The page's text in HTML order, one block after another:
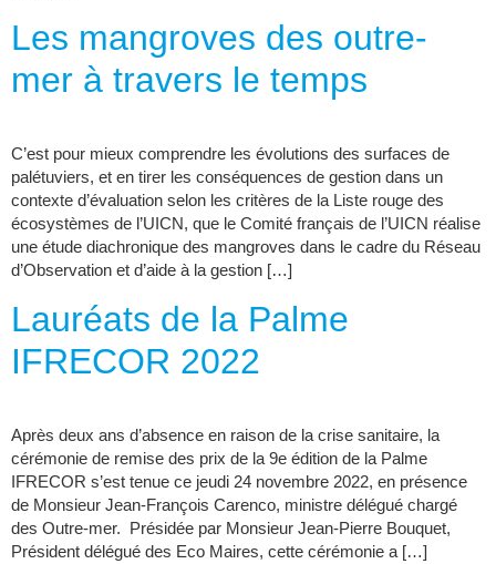
Les mangroves des outre-
mer à travers le temps
C’est pour mieux comprendre les évolutions des surfaces de
palétuviers, et en tirer les conséquences de gestion dans un
contexte d’évaluation selon les critères de la Liste rouge des
écosystèmes de l’UICN, que le Comité français de l’UICN réalise
une étude diachronique des mangroves dans le cadre du Réseau
d’Observation et d’aide à la gestion […]
Lauréats de la Palme
IFRECOR 2022
Après deux ans d’absence en raison de la crise sanitaire, la
cérémonie de remise des prix de la 9e édition de la Palme
IFRECOR s’est tenue ce jeudi 24 novembre 2022, en présence
de Monsieur Jean-François Carenco, ministre délégué chargé
des Outre-mer. Présidée par Monsieur Jean-Pierre Bouquet,
Président délégué des Eco Maires, cette cérémonie a […]